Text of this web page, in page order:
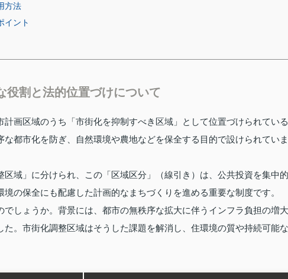
方法
イント
役割と法的位置づけについて
画区域のうち「市街化を抑制すべき区域」として位置づけられている
都市化を防ぎ、自然環境や農地などを保全する目的で設けられていま
域」に分けられ、この「区域区分」（線引き）は、公共投資を集中的
の保全にも配慮した計画的なまちづくりを進める重要な制度です。
しょうか。背景には、都市の無秩序な拡大に伴うインフラ負担の増大
。市街化調整区域はそうした課題を解消し、住環境の質や持続可能な